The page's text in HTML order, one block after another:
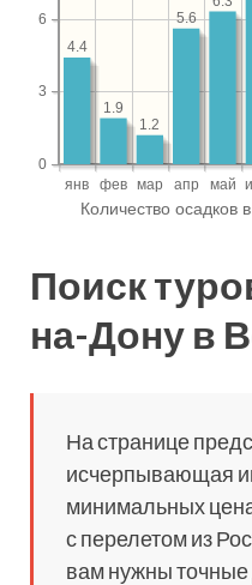
Поиск
на-Дону в
На странице
исчерпывающая
минимальных
с перелетом из
вам нужны